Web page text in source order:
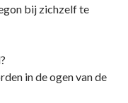
bij zichzelf te
in de ogen van de